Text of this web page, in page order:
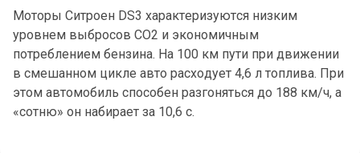
Моторы Ситроен DS3 характеризуются низким
уровнем выбросов СО2 и экономичным
потреблением бензина. На 100 км пути при движении
в смешанном цикле авто расходует 4,6 л топлива. При
этом автомобиль способен разгоняться до 188 км/ч, а
«сотню» он набирает за 10,6 с.